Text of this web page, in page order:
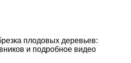
плодовых деревьев:
и подробное видео